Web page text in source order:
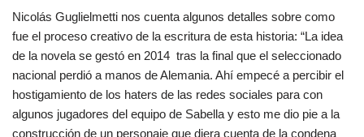
Nicolás Guglielmetti nos cuenta algunos detalles sobre como
fue el proceso creativo de la escritura de esta historia: “La idea
de la novela se gestó en 2014 tras la final que el seleccionado
nacional perdió a manos de Alemania. Ahí empecé a percibir el
hostigamiento de los haters de las redes sociales para con
algunos jugadores del equipo de Sabella y esto me dio pie a la
construcción de un personaje que diera cuenta de la condena